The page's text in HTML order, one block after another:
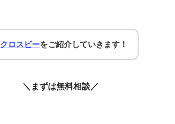
クロスビーをご紹介していきます！
＼まずは無料相談／